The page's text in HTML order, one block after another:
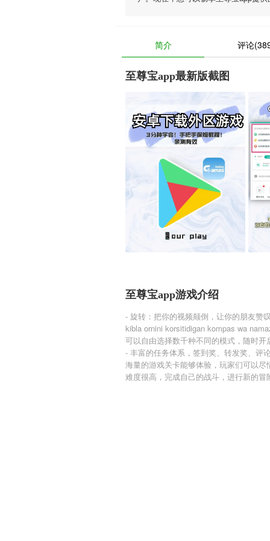
简介 评论
至尊宝app最新版截图
至尊宝app游戏介绍
- 旋转：把你的视频颠倒，让你的朋友赞
kibla ornini korsitidigan kompas wa
可以自由选择数千种不同的模式，随时开
- 丰富的任务体系，签到奖、转发奖、评
海量的游戏关卡能够体验，玩家们可以尽
难度很高，完成自己的战斗，进行新的